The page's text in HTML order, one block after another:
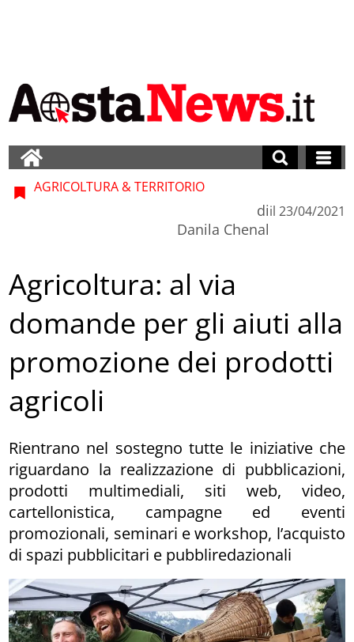
AGRICOLTURA & TERRITORIO
di
Danila Chenal
il 23/04/2021
Agricoltura: al via
domande per gli aiuti alla
promozione dei prodotti
agricoli
Rientrano nel sostegno tutte le iniziative che
riguardano la realizzazione di pubblicazioni,
prodotti multimediali, siti web, video,
cartellonistica, campagne ed eventi
promozionali, seminari e workshop, l’acquisto
di spazi pubblicitari e pubbliredazionali